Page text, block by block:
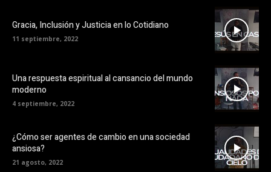
Gracia, Inclusión y Justicia en lo Cotidiano
11 septiembre, 2022
Una respuesta espiritual al cansancio del mundo
moderno
4 septiembre, 2022
¿Cómo ser agentes de cambio en una sociedad
ansiosa?
21 agosto, 2022